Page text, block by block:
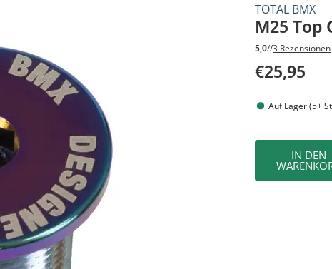
TOTAL BMX
M25 Top
5,0//3 Rezensionen
€25,95
Auf Lager (5+
IN DEN